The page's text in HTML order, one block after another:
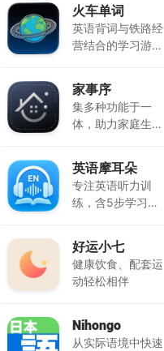
火车单词
英语背词与铁路经
营结合的学习游
家事序
集多种功能于一
体，助力家庭生活
英语摩耳朵
专注英语听力训
练，含5步学习法
好运小七
健康饮食、配套运
动轻松相伴
Nihongo
从实际语境中快速